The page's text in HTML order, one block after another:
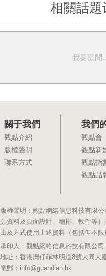
相關話題
我要提問
關于我們
觀點介紹
版權聲明
聯系方式
我們
觀點會
觀點新
觀點指
觀點品
版權聲明：觀點網絡信息科技有限
頻資料及頁面設計、編排、軟件等
由及方式使用上述資料（包括但不
承印人：觀點網絡信息科技有限公
地址：香港灣仔菲林明道8號大同大
電郵：info@guandian.hk